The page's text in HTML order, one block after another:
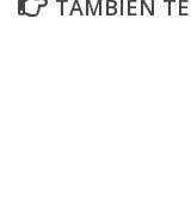
TAMBIÉN TE